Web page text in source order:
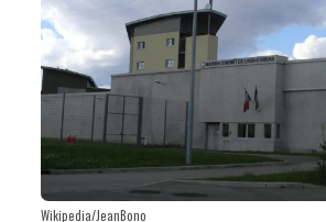
Wikipedia/JeanBono